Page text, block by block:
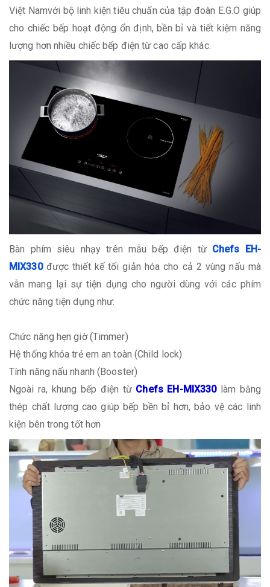
Việt Namvới bộ linh kiện tiêu chuẩn của tập đoàn E.G.O giúp
cho chiếc bếp hoạt động ổn định, bền bỉ và tiết kiệm năng
lượng hơn nhiều chiếc bếp điện từ cao cấp khác.
Bàn phím siêu nhạy trên mẫu bếp điện từ Chefs EH-
MIX330 được thiết kế tối giản hóa cho cả 2 vùng nấu mà
vẫn mang lại sự tiện dụng cho người dùng với các phím
chức năng tiện dụng như:
Chức năng hẹn giờ (Timmer)
Hệ thống khóa trẻ em an toàn (Child lock)
Tính năng nấu nhanh (Booster)
Ngoài ra, khung bếp điện từ Chefs EH-MIX330làm bằng
thép chất lượng cao giúp bếp bền bỉ hơn, bảo vệ các linh
kiện bên trong tốt hơn